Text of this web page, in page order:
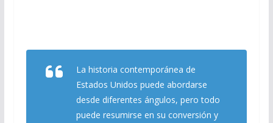
o
k
m p
p
ti
r
La historia contemporánea de
Estados Unidos puede abordarse
desde diferentes ángulos, pero todo
puede resumirse en su conversión y